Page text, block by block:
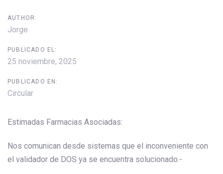
AUTHOR:
Jorge
PUBLICADO EL:
25 noviembre, 2025
PUBLICADO EN:
Circular
Estimadas Farmacias Asociadas:
Nos comunican desde sistemas que el inconveniente con
el validador de DOS ya se encuentra solucionado.-